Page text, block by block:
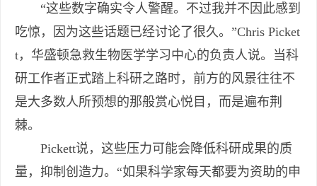
“这些数字确实令人警醒。不过我并不因此感到
吃惊，因为这些话题已经讨论了很久。”Chris Picket
t，华盛顿急救生物医学学习中心的负责人说。当科
研工作者正式踏上科研之路时，前方的风景往往不
是大多数人所预想的那般赏心悦目，而是遍布荆
棘。
Pickett说，这些压力可能会降低科研成果的质
量，抑制创造力。“如果科学家每天都要为资助的申